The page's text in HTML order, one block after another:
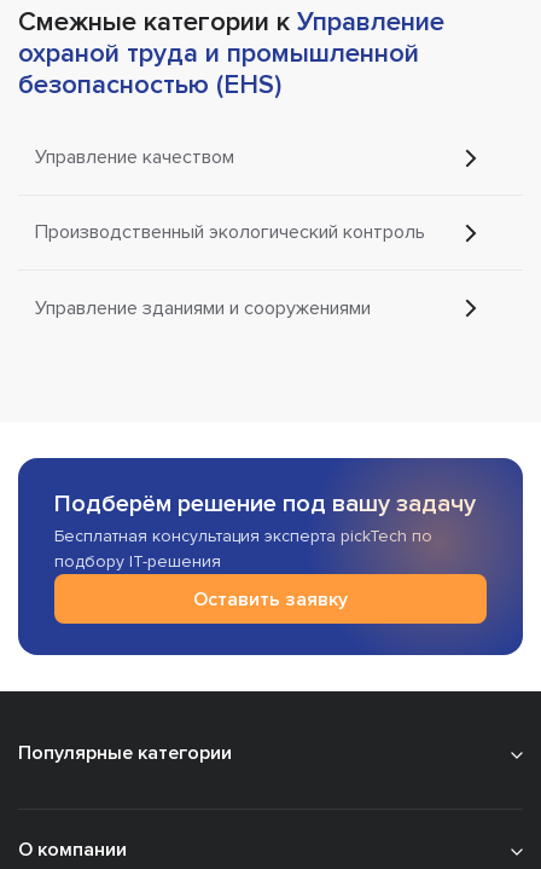
Смежные категории к Управление
охраной труда и промышленной
безопасностью (EHS)
Управление качеством
Производственный экологический контроль
Управление зданиями и сооружениями
Подберём решение под вашу задачу
Бесплатная консультация эксперта pickTech по
подбору IT-решения
Оставить заявку
Популярные категории
О компании